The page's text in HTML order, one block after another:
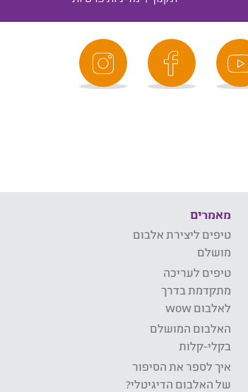
מאמרים
טיפים ליצירת אלבום
מושלם
טיפים לעריכה
מתקדמת בדרך
לאלבום wow
האלבום המושלם
בקלי-קלות
איך לספר את הסיפור
של האלבום הדיגיטלי?